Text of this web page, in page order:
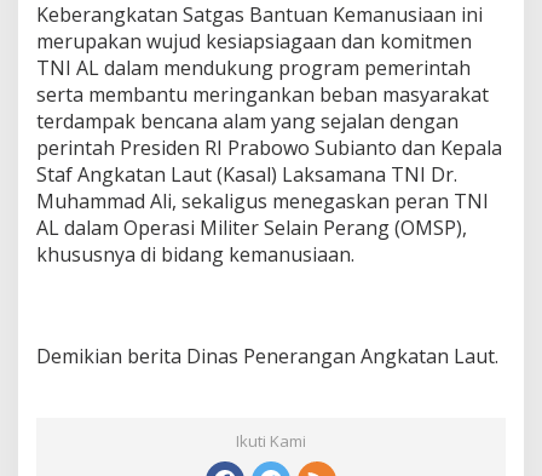
Keberangkatan Satgas Bantuan Kemanusiaan ini
merupakan wujud kesiapsiagaan dan komitmen
TNI AL dalam mendukung program pemerintah
serta membantu meringankan beban masyarakat
terdampak bencana alam yang sejalan dengan
perintah Presiden RI Prabowo Subianto dan Kepala
Staf Angkatan Laut (Kasal) Laksamana TNI Dr.
Muhammad Ali, sekaligus menegaskan peran TNI
AL dalam Operasi Militer Selain Perang (OMSP),
khususnya di bidang kemanusiaan.
Demikian berita Dinas Penerangan Angkatan Laut.
Ikuti Kami